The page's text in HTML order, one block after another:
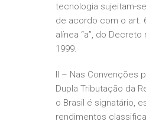
tecnologia sujeitam-
de acordo com o art.
alínea “a”, do Decreto
1999.
II – Nas Convenções
Dupla Tributação da
o Brasil é signatário,
rendimentos